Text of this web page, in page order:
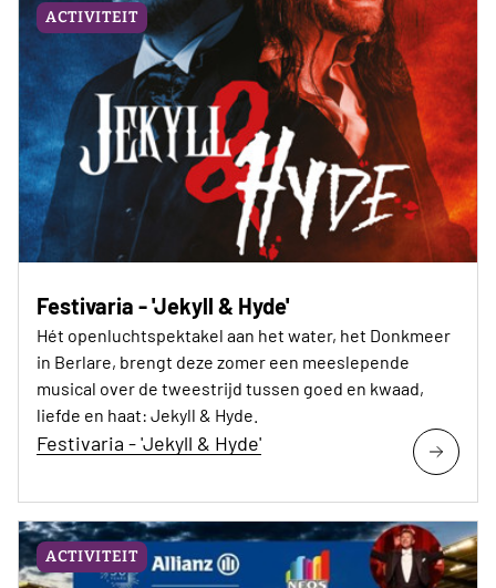
ACTIVITEIT
Festivaria - 'Jekyll & Hyde'
Hét openluchtspektakel aan het water, het Donkmeer
in Berlare, brengt deze zomer een meeslepende
musical over de tweestrijd tussen goed en kwaad,
liefde en haat: Jekyll & Hyde.
Festivaria - 'Jekyll & Hyde'
ACTIVITEIT